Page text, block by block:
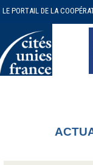
LE PORTAIL DE LA